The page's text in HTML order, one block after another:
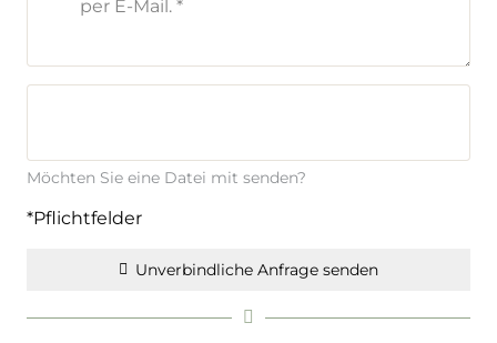
Möchten Sie eine Datei mit senden?
*Pflichtfelder
Unverbindliche Anfrage senden